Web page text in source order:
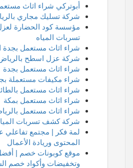
أبوتركي شراء اثاث
شركة تسليك مجاري
مؤسسة كود الحضارة
تسربات المياه
شراء اثاث مستعمل بجدة
شركة عزل اسطح
شراء اثاث مستعمل بجدة
شراء مكيفات مستعملة
شراء اثاث مستعمل
شراء اثاث مستعمل بمكة
شراء اثاث مستعمل
شركة كشف تسربات
لمة فكر | مجتمع تفاعلي
المحتوى وريادة الأعمال
موقع كوبونات خصم |
وتخفيضات وأكواد خصم